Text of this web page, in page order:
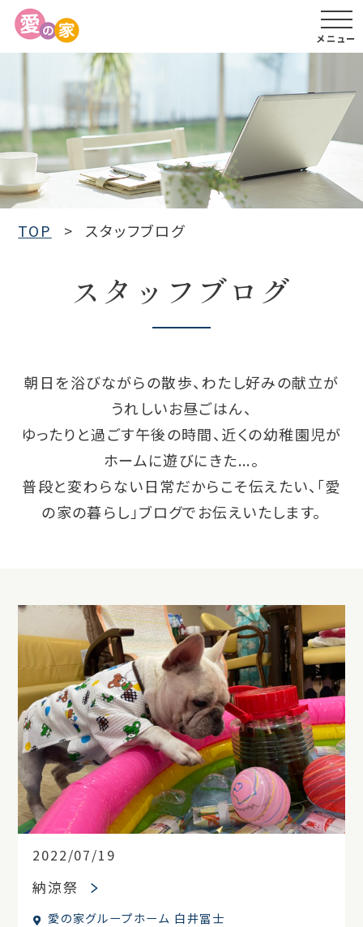
メニュー
TOP スタッフブログ
スタッフブログ
朝日を浴びながらの散歩、わたし好みの献立が
うれしいお昼ごはん、
ゆったりと過ごす午後の時間、近くの幼稚園児が
ホームに遊びにきた...。
普段と変わらない日常だからこそ伝えたい、「愛
の家の暮らし」ブログでお伝えいたします。
2022/07/19
納涼祭
愛の家グループホーム 白井冨士